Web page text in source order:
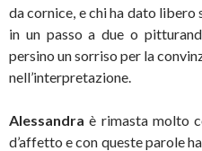
da cornice, e chi ha dato
in un passo a due o
persino un sorriso per la
nell’interpretazione.
Alessandra è rimasta molto
d’affetto e con queste parole